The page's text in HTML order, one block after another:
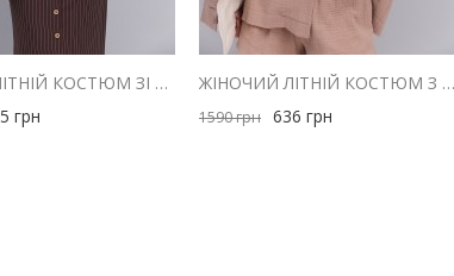
ЖІНОЧИЙ ЛІТНІЙ КОСТЮМ ЗІ СПІДНИЦЕЮ І ТОПОМ ШОКОЛАДНИЙ В СМУЖКУ
грн
ЖІНОЧИЙ ЛІТНІЙ КОСТЮМ З ШОРТАМИ ТА СОРОЧКОЮ З МУСЛІНУ ШОКОЛАДНИЙ
1590грн 636 грн